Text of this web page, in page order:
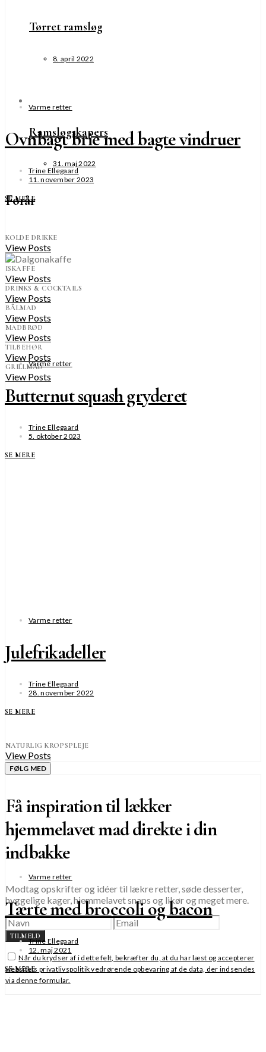
Tørret ramsløg
8. april 2022
Ramsløgskapers
31. maj 2022
Forår
KOLDE DRIKKE
View Posts
ISKAFFE
View Posts
DRINKS & COCKTAILS
View Posts
BÅLMAD
View Posts
MADBRØD
View Posts
TILBEHØR
View Posts
GRILLMAD
View Posts
NATURLIG KROPSPLEJE
View Posts
FØLG MED
Få inspiration til lækker
hjemmelavet mad direkte i din
indbakke
Modtag opskrifter og idéer til lækre retter, søde desserter,
hyggelige kager, hjemmelavet snaps og likør og meget mere.
TILMELD
Når du krydser af i dette felt, bekræfter du, at du har læst og accepterer
websitets privatlivspolitik vedrørende opbevaring af de data, der indsendes
via denne formular.
Varme retter
Ovnbagt brie med bagte vindruer
Trine Ellegaard
11. november 2023
SE MERE
Varme retter
Butternut squash gryderet
Trine Ellegaard
5. oktober 2023
SE MERE
Varme retter
Julefrikadeller
Trine Ellegaard
28. november 2022
SE MERE
Varme retter
Tærte med broccoli og bacon
Trine Ellegaard
12. maj 2021
SE MERE